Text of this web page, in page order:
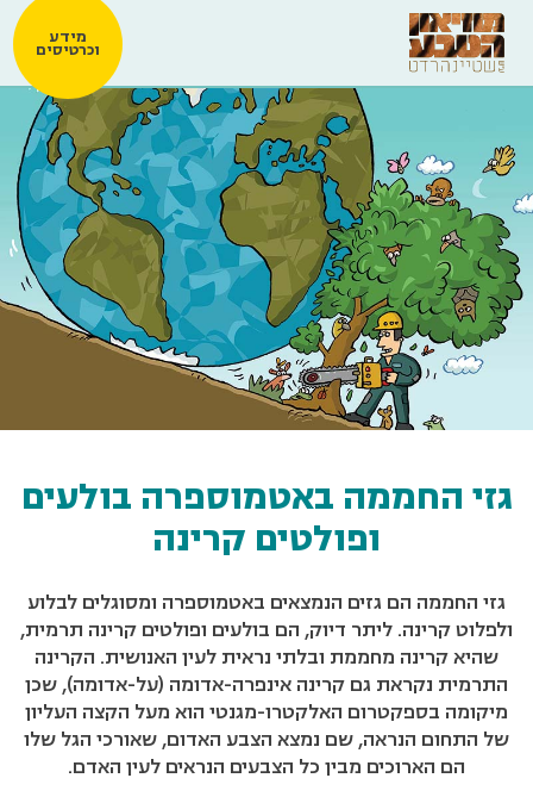
מידע
וכרטיסים
גזי החממה באטמוספרה בולעים
ופולטים קרינה
גזי החממה הם גזים הנמצאים באטמוספרה ומסוגלים לבלוע
ולפלוט קרינה. ליתר דיוק, הם בולעים ופולטים קרינה תרמית,
שהיא קרינה מחממת ובלתי נראית לעין האנושית. הקרינה
התרמית נקראת גם קרינה אינפרה-אדומה (על-אדומה), שכן
מיקומה בספקטרום האלקטרו-מגנטי הוא מעל הקצה העליון
של התחום הנראה, שם נמצא הצבע האדום, שאורכי הגל שלו
הם הארוכים מבין כל הצבעים הנראים לעין האדם.